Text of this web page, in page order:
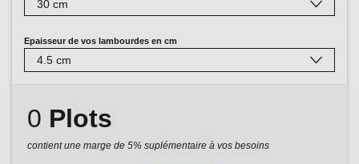
Epaisseur de vos lambourdes en cm
0 Plots
contient une marge de 5% suplémentaire à vos besoins